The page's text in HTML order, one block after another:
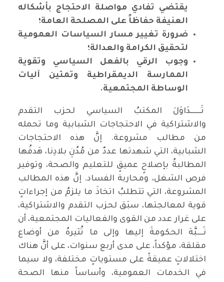
يقتضي تفادي مواصلة الاحتجاج بأشكاله
العنيفة حفاظاً على المصلحة العامة؛
ضرورة تغيير مسار السياسات العمومية
لتحقيق الكرامة والعدالة؛
وجوب الرقي بالفعل السياسي وتقوية
الممارسة الديمقراطية وتمتين آليات
الوساطة المجتمعية.
تَـــــــدَاوَلَ المكتبُ السياسي لحزب التقدم
والاشتراكية في الاحتجاجات الشبابية وما تحمله
من مطالب مشروعة. إنَّ هذه الاحتجاجات
الشبابية، التي شهدتها عددٌ من مُدُنِ بلادِنا، هَدفُها
المطالبةُ بإصلاحٍ عميقٍ للتعليم والصحة، وتوفير
فرص الشغل، ومحاربة الفساد. إنَّ هذه المطالب
المشروعة، التي تتطلبُ اتخاذَ ما يلزمُ من إجراءاتٍ
قوية لمعالجتها، سبَق لحزب التقدم والاشتراكية،
على غرار عدد من القوى والفعاليات المجتمعية، أن
نَــــبَّهَ الحكومةَ إليها وإلى ما تُثيرهُ من أوضاع
مقلقة، مؤكداً، على مدى أربع سنوات، على أنَّ هناك
اختلالاتٍ عميقةً على مستوياتٍ مختلفة، ولا سيما
في الخدمات العمومية، وأساساً منها الصحة